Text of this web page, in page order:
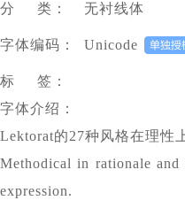
分 类： 无衬线体
字体编码： Unicode
标 签：
字体介绍：
Lektorat的27种风格在理性
Methodical in rationale
expression.